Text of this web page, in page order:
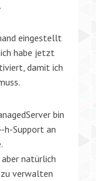
eingestellt
habe jetzt
damit ich
bin
h-Support an
natürlich
zu verwalten